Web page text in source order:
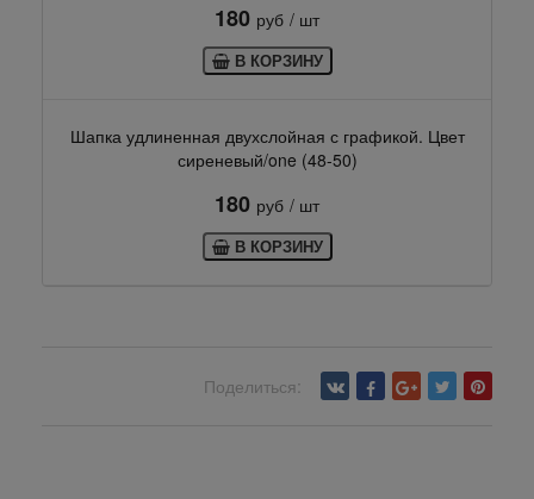
180 руб / шт
В КОРЗИНУ
Шапка удлиненная двухслойная с графикой. Цвет
сиреневый/one (48-50)
180 руб / шт
В КОРЗИНУ
Поделиться: